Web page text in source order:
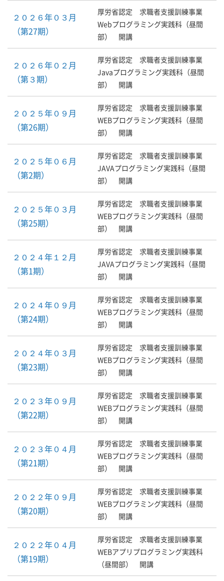
２０２６年０３月
（第27期）
厚労省認定 求職者支援訓練事業
Webプログラミング実践科（昼間
部） 開講
２０２６年０２月
（第３期）
厚労省認定 求職者支援訓練事業
Javaプログラミング実践科（昼間
部） 開講
２０２５年０９月
（第26期）
厚労省認定 求職者支援訓練事業
WEBプログラミング実践科（昼間
部） 開講
２０２５年０６月
（第2期）
厚労省認定 求職者支援訓練事業
JAVAプログラミング実践科（昼間
部） 開講
２０２５年０３月
（第25期）
厚労省認定 求職者支援訓練事業
WEBプログラミング実践科（昼間
部） 開講
２０２４年１２月
（第1期）
厚労省認定 求職者支援訓練事業
JAVAプログラミング実践科（昼間
部） 開講
２０２４年０９月
（第24期）
厚労省認定 求職者支援訓練事業
WEBプログラミング実践科（昼間
部） 開講
２０２４年０３月
（第23期）
厚労省認定 求職者支援訓練事業
WEBプログラミング実践科（昼間
部） 開講
２０２３年０９月
（第22期）
厚労省認定 求職者支援訓練事業
WEBプログラミング実践科（昼間
部） 開講
２０２３年０４月
（第21期）
厚労省認定 求職者支援訓練事業
WEBプログラミング実践科（昼間
部） 開講
２０２２年０９月
（第20期）
厚労省認定 求職者支援訓練事業
WEBプログラミング実践科（昼間
部） 開講
２０２２年０４月
（第19期）
厚労省認定 求職者支援訓練事業
WEBアプリプログラミング実践科
（昼間部） 開講